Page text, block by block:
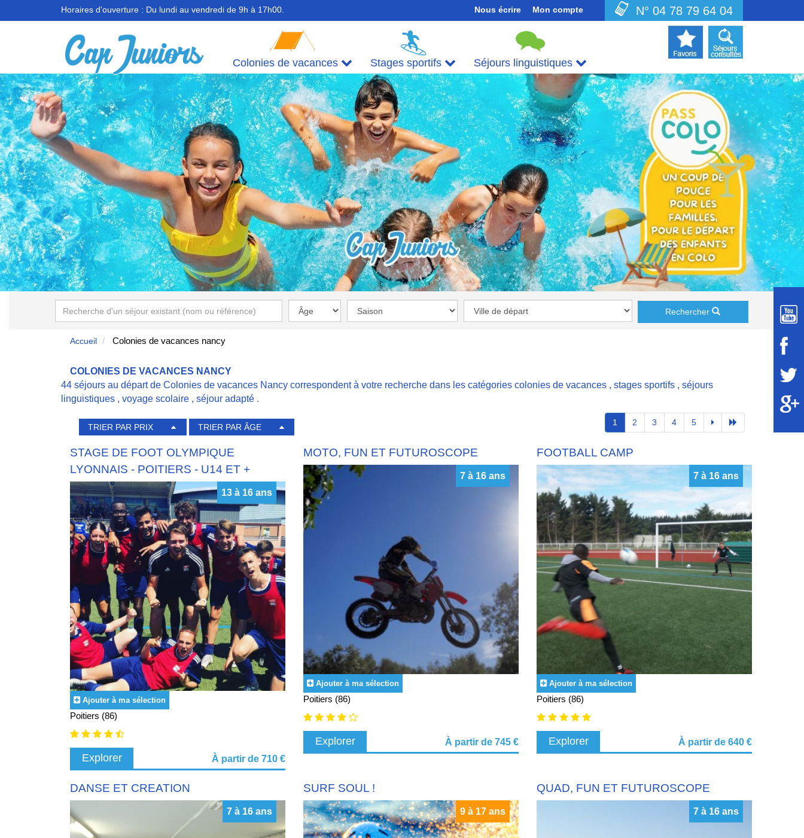
Horaires d'ouverture : Du lundi au vendredi de 9h à 17h00. Nous écrire Mon compte N° 04 78 79 64 04
Colonies de vacances Stages sportifs Séjours linguistiques
Rechercher
Accueil Colonies de vacances nancy
COLONIES DE VACANCES NANCY
44 séjours au départ de Colonies de vacances Nancy correspondent à votre recherche dans les catégories colonies de vacances , stages sportifs , séjours
linguistiques , voyage scolaire , séjour adapté .
1 2 3 4 5
TRIER PAR PRIX TRIER PAR ÂGE
STAGE DE FOOT OLYMPIQUE
LYONNAIS - POITIERS - U14 ET +
13 à 16 ans
Ajouter à ma sélection
Poitiers (86)
Explorer À partir de 710 €
MOTO, FUN ET FUTUROSCOPE
7 à 16 ans
Ajouter à ma sélection
Poitiers (86)
Explorer À partir de 745 €
FOOTBALL CAMP
7 à 16 ans
Ajouter à ma sélection
Poitiers (86)
Explorer À partir de 640 €
DANSE ET CREATION
7 à 16 ans
SURF SOUL !
9 à 17 ans
QUAD, FUN ET FUTUROSCOPE
7 à 16 ans